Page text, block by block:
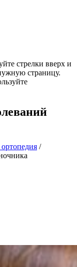
стрелки вверх и
страницу.
/